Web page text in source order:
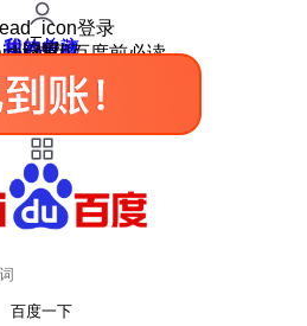
登录
我的关注
我的收藏
皮肤中心
用户反馈
设置
使用百度前必读
百度一下